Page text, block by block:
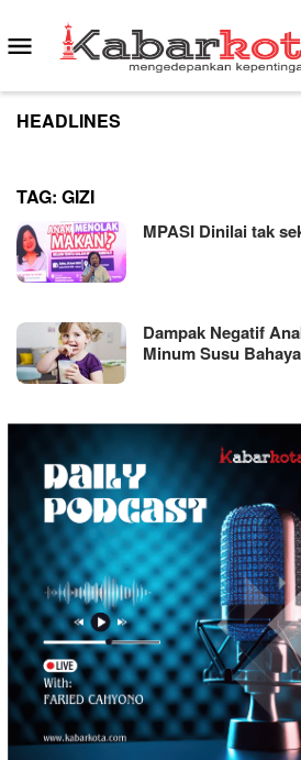
to
content
Mobile
Menu
HEADLINES
TAG: GIZI
MPASI Dinilai tak
Dampak Negatif
Minum Susu